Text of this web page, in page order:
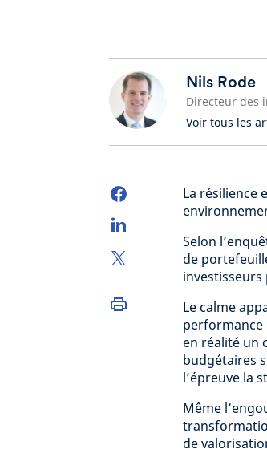
Nils Rode
Voir tous les
La résilience
Selon
de
investisseurs
Le calme
performance
en réalité un
budgétaires
l’épreuve la
Même
de